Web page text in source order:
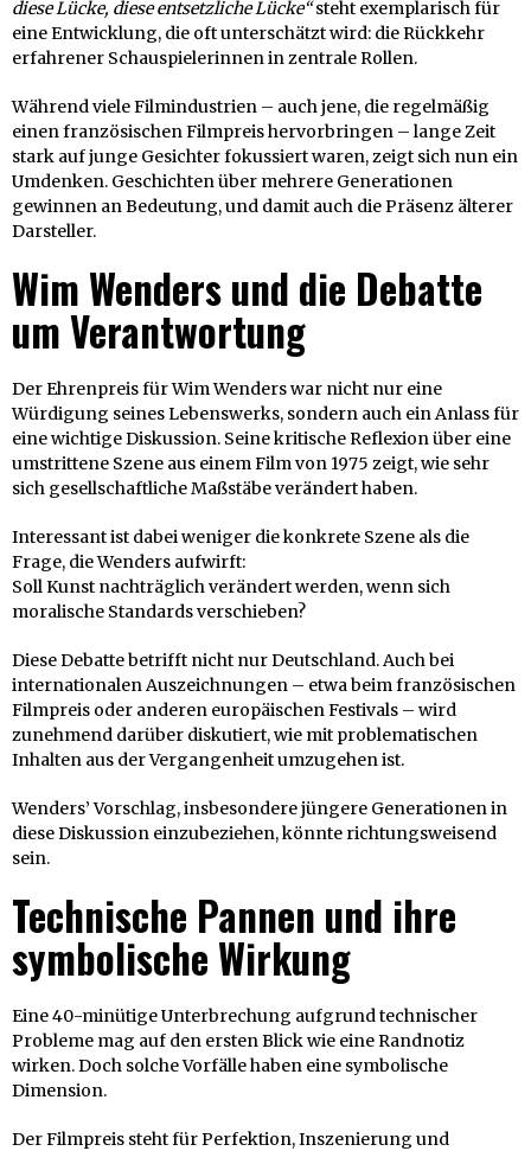
diese Lücke, diese entsetzliche Lücke“steht exemplarisch für
eine Entwicklung, die oft unterschätzt wird: die Rückkehr
erfahrener Schauspielerinnen in zentrale Rollen.
Während viele Filmindustrien – auch jene, die regelmäßig
einen französischen Filmpreis hervorbringen – lange Zeit
stark auf junge Gesichter fokussiert waren, zeigt sich nun ein
Umdenken. Geschichten über mehrere Generationen
gewinnen an Bedeutung, und damit auch die Präsenz älterer
Darsteller.
Wim Wenders und die Debatte
um Verantwortung
Der Ehrenpreis für Wim Wenders war nicht nur eine
Würdigung seines Lebenswerks, sondern auch ein Anlass für
eine wichtige Diskussion. Seine kritische Reflexion über eine
umstrittene Szene aus einem Film von 1975 zeigt, wie sehr
sich gesellschaftliche Maßstäbe verändert haben.
Interessant ist dabei weniger die konkrete Szene als die
Frage, die Wenders aufwirft:
Soll Kunst nachträglich verändert werden, wenn sich
moralische Standards verschieben?
Diese Debatte betrifft nicht nur Deutschland. Auch bei
internationalen Auszeichnungen – etwa beim französischen
Filmpreis oder anderen europäischen Festivals – wird
zunehmend darüber diskutiert, wie mit problematischen
Inhalten aus der Vergangenheit umzugehen ist.
Wenders’ Vorschlag, insbesondere jüngere Generationen in
diese Diskussion einzubeziehen, könnte richtungsweisend
sein.
Technische Pannen und ihre
symbolische Wirkung
Eine 40-minütige Unterbrechung aufgrund technischer
Probleme mag auf den ersten Blick wie eine Randnotiz
wirken. Doch solche Vorfälle haben eine symbolische
Dimension.
Der Filmpreis steht für Perfektion, Inszenierung und